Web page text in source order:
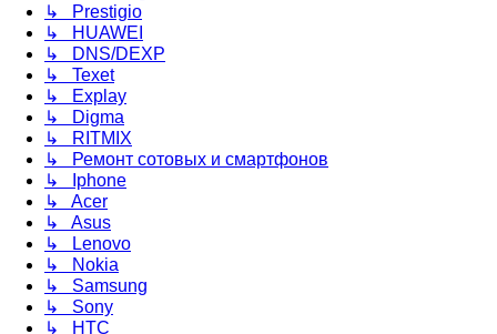
↳ Prestigio
↳ HUAWEI
↳ DNS/DEXP
↳ Texet
↳ Explay
↳ Digma
↳ RITMIX
↳ Ремонт сотовых и смартфонов
↳ Iphone
↳ Acer
↳ Asus
↳ Lenovo
↳ Nokia
↳ Samsung
↳ Sony
↳ HTC